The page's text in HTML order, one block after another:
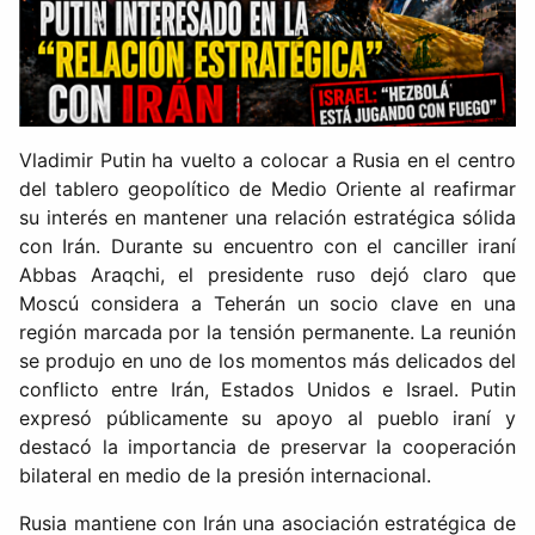
Vladimir Putin ha vuelto a colocar a Rusia en el centro
del tablero geopolítico de Medio Oriente al reafirmar
su interés en mantener una relación estratégica sólida
con Irán. Durante su encuentro con el canciller iraní
Abbas Araqchi, el presidente ruso dejó claro que
Moscú considera a Teherán un socio clave en una
región marcada por la tensión permanente. La reunión
se produjo en uno de los momentos más delicados del
conflicto entre Irán, Estados Unidos e Israel. Putin
expresó públicamente su apoyo al pueblo iraní y
destacó la importancia de preservar la cooperación
bilateral en medio de la presión internacional.
Rusia mantiene con Irán una asociación estratégica de